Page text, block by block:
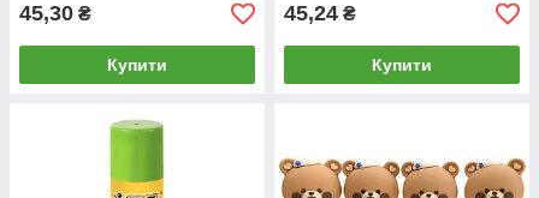
45,30 ₴
Купити
45,24 ₴
Купити